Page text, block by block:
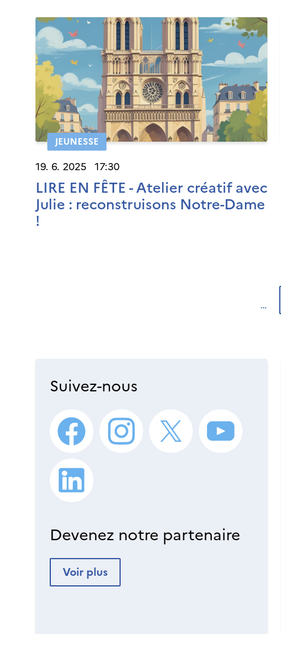
JEUNESSE
19. 6. 2025 17:30
LIRE EN FÊTE - Atelier créatif avec
Julie : reconstruisons Notre-Dame
!
Suivez-nous
Devenez notre partenaire
Voir plus